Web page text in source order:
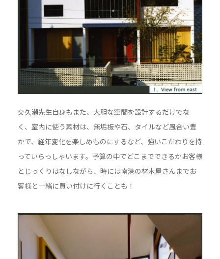
交久瀬先生自身もまた、大胆な空間を設計するだけでな
く、室内に使う素材は、無垢板や石、タイルなど風合い豊
かで、経年変化を楽しめものにするなど、強いこだわりを持
っていらっしゃいます。予算の中でどこまでできるかお客様
とじっくりはなしながら、時には南港の材木屋さんまでお
客様と一緒に買い付けに行くことも！